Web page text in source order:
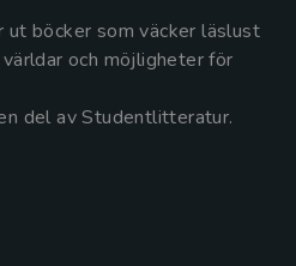
ut böcker som väcker läslust
och möjligheter för
del av Studentlitteratur.